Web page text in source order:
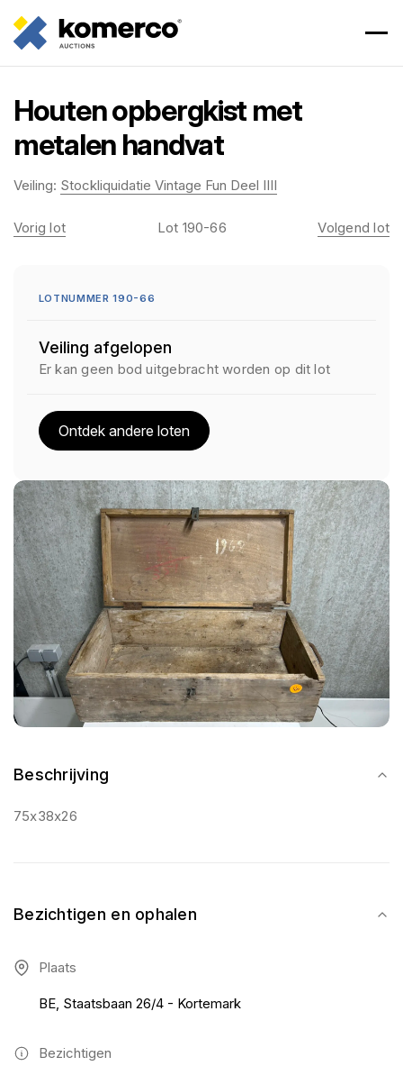
Houten opbergkist met
metalen handvat
Veiling: Stockliquidatie Vintage Fun Deel IIII
Beschrijving
75x38x26
Bezichtigen en ophalen
Plaats
BE, Staatsbaan 26/4 - Kortemark
Bezichtigen
Vorig lot Lot 190-66 Volgend lot
LOTNUMMER 190-66
Veiling afgelopen
Er kan geen bod uitgebracht worden op dit lot
Ontdek andere loten